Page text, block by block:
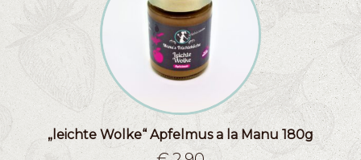
„leichte Wolke“ Apfelmus a la Manu 180g